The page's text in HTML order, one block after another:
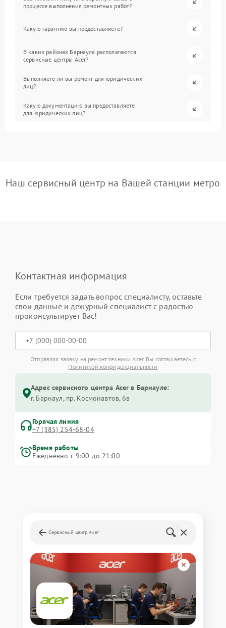
процессе выполнения ремонтных работ?
Какую гарантию вы предоставляете?
В каких районах Барнаула располагаются
сервисные центры Acer?
Выполняете ли вы ремонт для юридических
лиц?
Какую документацию вы предоставляете
для юридических лиц?
Наш сервисный центр на Вашей станции метро
Контактная информация
Если требуется задать вопрос специалисту, оставьте
свои данные и дежурный специалист с радостью
проконсультирует Вас!
Отправляя заявку на ремонт техники Acer, Вы соглашаетесь с
Политикой конфиденциальности
Адрес сервисного центра Acer в Барнауле:
г. Барнаул, ​пр. Космонавтов, 6в
Горячая линия
+7 (385) 254-68-04
Время работы
Ежедневно с 9:00 до 21:00
Сервисный центр Acer